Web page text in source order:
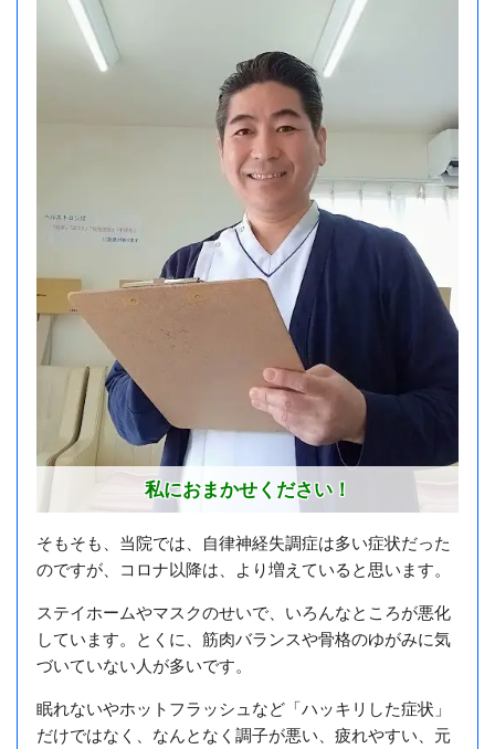
私におまかせください！
そもそも、当院では、自律神経失調症は多い症状だった
のですが、コロナ以降は、より増えていると思います。
ステイホームやマスクのせいで、いろんなところが悪化
しています。とくに、筋肉バランスや骨格のゆがみに気
づいていない人が多いです。
眠れないやホットフラッシュなど「ハッキリした症状」
だけではなく、なんとなく調子が悪い、疲れやすい、元